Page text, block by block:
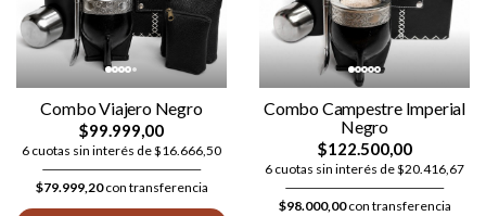
Combo Viajero Negro
$99.999,00
6 cuotas sin interés de $16.666,50
$79.999,20con transferencia
Combo Campestre Imperial
Negro
$122.500,00
6 cuotas sin interés de $20.416,67
$98.000,00con transferencia